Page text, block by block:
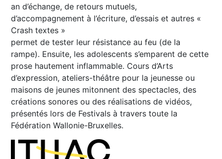
an d’échange, de retours mutuels,
d’accompagnement à l’écriture, d’essais et autres «
Crash textes »
permet de tester leur résistance au feu (de la
rampe). Ensuite, les adolescents s’emparent de cette
prose hautement inflammable. Cours d’Arts
d’expression, ateliers-théâtre pour la jeunesse ou
maisons de jeunes mitonnent des spectacles, des
créations sonores ou des réalisations de vidéos,
présentés lors de Festivals à travers toute la
Fédération Wallonie-Bruxelles.